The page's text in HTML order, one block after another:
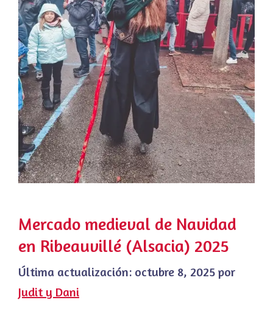
Mercado medieval de Navidad
en Ribeauvillé (Alsacia) 2025
Última actualización: octubre 8, 2025 por
Judit y Dani